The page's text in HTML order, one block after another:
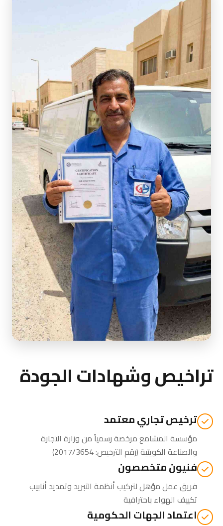
تراخيص وشهادات الجودة
ترخيص تجاري معتمد
مؤسسة المشامع مرخصة رسمياً منوزارة التجارة
والصناعة الكويتية(رقم الترخيص: 2017/3654)
فنيون متخصصون
فريق عمل مؤهل لتركيب أنظمة التبريد وتمديد أنابيب
تكييف الهواء باحترافية
اعتماد الجهات الحكومية